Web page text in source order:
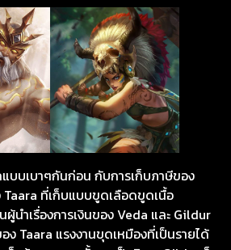
บบเบาๆกันก่อน กับการเก็บภาษีของ
ที่เก็บแบบขูดเลือดขูดเนื้อ
นำเรื่องการเงินของ Veda และ Gildur
ง Taara แรงงานขุดเหมืองที่เป็นรายได้